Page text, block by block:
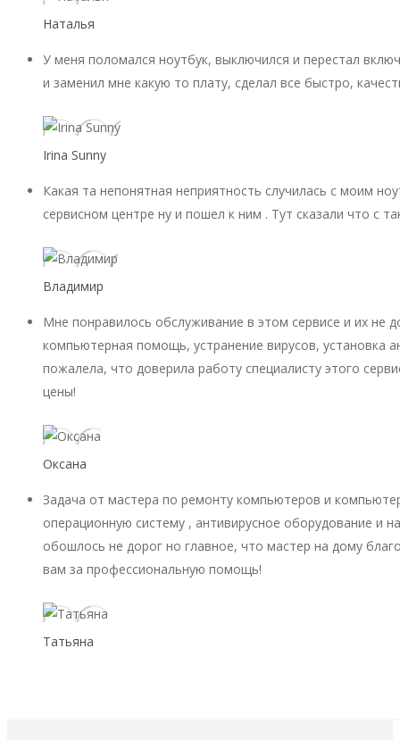
Наталья
У меня поломался ноутбук, выключился и перестал
и заменил мне какую то плату, сделал все быстро,
Irina Sunny
Какая та непонятная неприятность случилась с моим
сервисном центре ну и пошел к ним . Тут сказали что с
Владимир
Мне понравилось обслуживание в этом сервисе и их не
компьютерная помощь, устранение вирусов, установка
пожалела, что доверила работу специалисту этого
цены!
Оксана
Задача от мастера по ремонту компьютеров и
операционную систему , антивирусное оборудование и
обошлось не дорог но главное, что мастер на дому
вам за профессиональную помощь!
Татьяна